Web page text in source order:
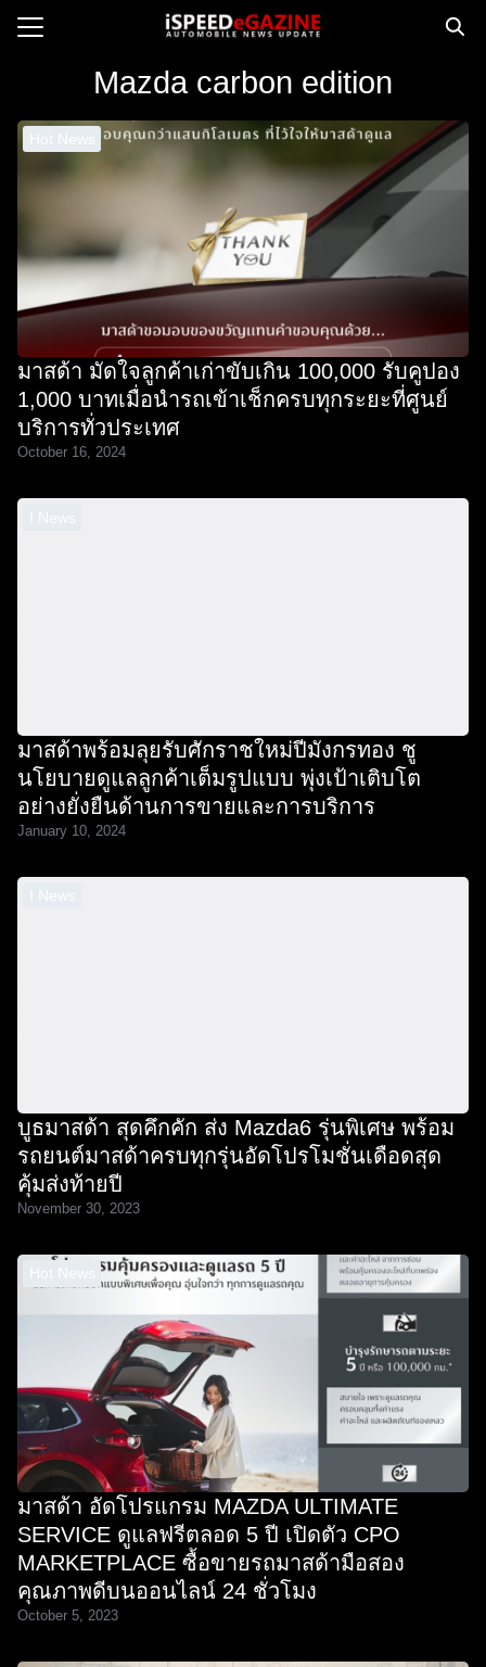
us
Mazda carbon edition
Hot News
มาสด้า มัดใจลูกค้าเก่าขับเกิน 100,000 รับคูปอง
1,000 บาทเมื่อนำรถเข้าเช็กครบทุกระยะที่ศูนย์
บริการทั่วประเทศ
October 16, 2024
I News
มาสด้าพร้อมลุยรับศักราชใหม่ปีมังกรทอง ชู
นโยบายดูแลลูกค้าเต็มรูปแบบ พุ่งเป้าเติบโต
อย่างยั่งยืนด้านการขายและการบริการ
January 10, 2024
I News
บูธมาสด้า สุดคึกคัก ส่ง Mazda6 รุ่นพิเศษ พร้อม
รถยนต์มาสด้าครบทุกรุ่นอัดโปรโมชั่นเดือดสุด
คุ้มส่งท้ายปี
November 30, 2023
Hot News
มาสด้า อัดโปรแกรม MAZDA ULTIMATE
SERVICE ดูแลฟรีตลอด 5 ปี เปิดตัว CPO
MARKETPLACE ซื้อขายรถมาสด้ามือสอง
คุณภาพดีบนออนไลน์ 24 ชั่วโมง
October 5, 2023